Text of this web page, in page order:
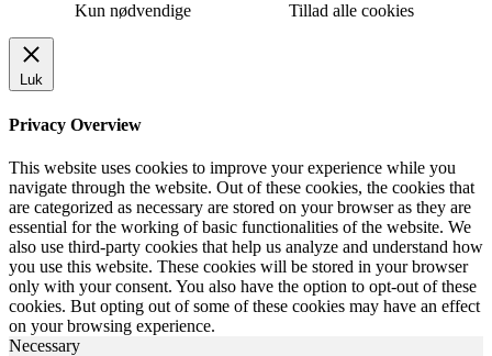
Kun nødvendige Tillad alle cookies
Luk
Privacy Overview
This website uses cookies to improve your experience while you
navigate through the website. Out of these cookies, the cookies that
are categorized as necessary are stored on your browser as they are
essential for the working of basic functionalities of the website. We
also use third-party cookies that help us analyze and understand how
you use this website. These cookies will be stored in your browser
only with your consent. You also have the option to opt-out of these
cookies. But opting out of some of these cookies may have an effect
on your browsing experience.
Necessary